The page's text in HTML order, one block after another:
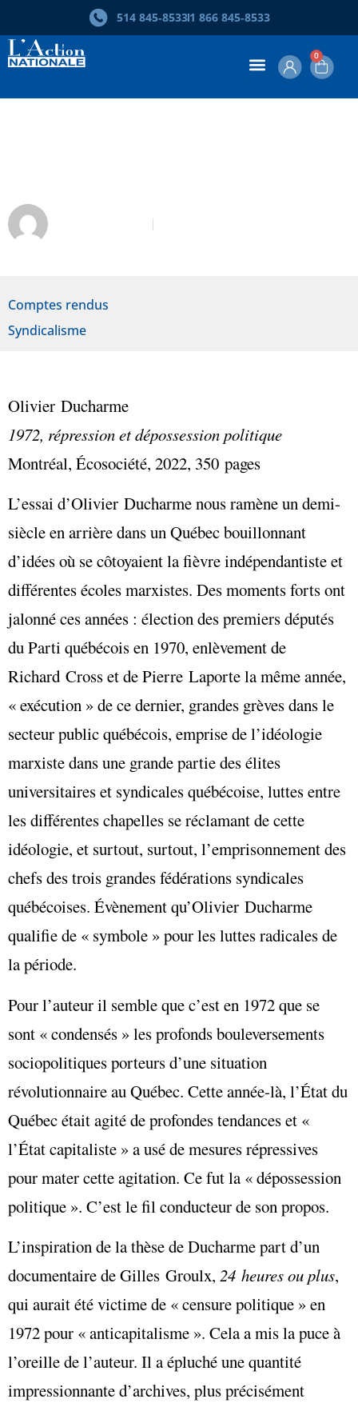
514 845‑85331 866 845‑8533
0
Comptes rendus
Syndicalisme
Olivier Ducharme
1972, répression et dépossession politique
Montréal, Écosociété, 2022, 350 pages
L’essai d’Olivier Ducharme nous ramène un demi-
siècle en arrière dans un Québec bouillonnant
d’idées où se côtoyaient la fièvre indépendantiste et
différentes écoles marxistes. Des moments forts ont
jalonné ces années : élection des premiers députés
du Parti québécois en 1970, enlèvement de
Richard Cross et de Pierre Laporte la même année,
« exécution » de ce dernier, grandes grèves dans le
secteur public québécois, emprise de l’idéologie
marxiste dans une grande partie des élites
universitaires et syndicales québécoise, luttes entre
les différentes chapelles se réclamant de cette
idéologie, et surtout, surtout, l’emprisonnement des
chefs des trois grandes fédérations syndicales
québécoises. Évènement qu’Olivier Ducharme
qualifie de « symbole » pour les luttes radicales de
la période.
Pour l’auteur il semble que c’est en 1972 que se
sont « condensés » les profonds bouleversements
sociopolitiques porteurs d’une situation
révolutionnaire au Québec. Cette année-là, l’État du
Québec était agité de profondes tendances et «
l’État capitaliste » a usé de mesures répressives
pour mater cette agitation. Ce fut la « dépossession
politique ». C’est le fil conducteur de son propos.
L’inspiration de la thèse de Ducharme part d’un
documentaire de Gilles Groulx, 24 heures ou plus,
qui aurait été victime de « censure politique » en
1972 pour « anticapitalisme ». Cela a mis la puce à
l’oreille de l’auteur. Il a épluché une quantité
impressionnante d’archives, plus précisément